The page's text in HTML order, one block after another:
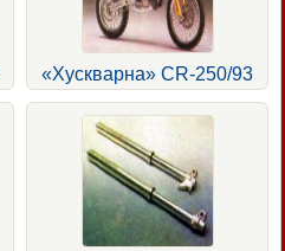
«Хускварна» CR-250/93